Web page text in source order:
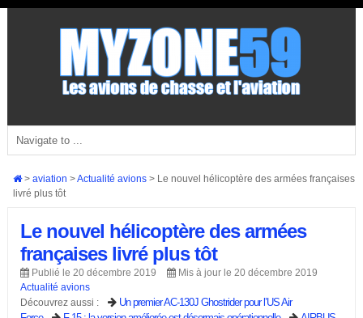
> aviation >Actualité avions> Le nouvel hélicoptère des armées françaises
livré plus tôt
Le nouvel hélicoptère des armées
françaises livré plus tôt
Publié le 20 décembre 2019
Mis à jour le 20 décembre 2019
Actualité avions
Découvrez aussi :
Un premier AC-130J Ghostrider pour l’US Air